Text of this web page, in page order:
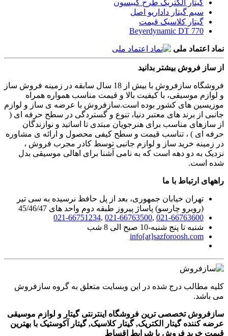
گیتار الکتریک طرح گیبسون
سیم گیتار داداریو اصل
گیتار کلاسیک قیمت
Beyerdynamic DT 770
نماد اعتماد ملی
از ساز فروش بیشتر بدانید
فروشگاه سازفروش با بیش از 18 سال سابقه در زمینه فروش ساز
و لوازم موسیقی، با کیفیت بالا و قیمت مناسب همواره همراه
موزیسین های کشور بوده است.سازفروش با عرضه ی ساز و لوازم
جانبی از برند های معتبر دنیا، تنوع و گستردگی در سطح حرفه ای (
از سازهای مناسب برای هنرجویان مبتدی تا اساتید و نوازندگان
حرفه ای ) ، تناسب قیمت و سطح کیفی محصول و ارائه ی مشاوره
در زمینه خرید ساز و لوازم جانبی توسط کادر مجرب فروش ،
نزدیک به دو دهه است که به نامی آشنا برای اهالی موسیقی بدل
شده است.
راههای ارتباط با ما
تهران خیابان جمهوری، بعد از پل حافظ نرسیده به سی تیر
(روبرو چارسو) پاساژ پیروز طبقه دوم واحد های 45/46/47
021-66763600
,
021-66763500
,
021-66751234
شنبه تا پنج شنبه-10 صبح الی 8 شب
info[at]sazforoosh.com
کلیه مطالب درج شده در این وبسایت متعلق به گروه سازفروش
می باشد.
سازفروش تخصصی ترین فروشگاه اینترنتی گیتار و لوازم موسیقی
عرضه کننده گیتار الکتریک, گیتار کلاسیک, گیتار آکوستیک با بهترین
قیمت خرید فروش با شرایط اقساط